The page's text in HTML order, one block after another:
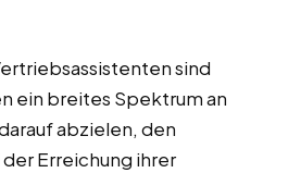
sind
ein breites Spektrum an
abzielen, den
Erreichung ihrer